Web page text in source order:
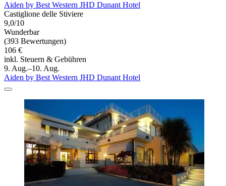
Aiden by Best Western JHD Dunant Hotel
Castiglione delle Stiviere
9,0/10
Wunderbar
(393 Bewertungen)
106 €
inkl. Steuern & Gebühren
9. Aug.–10. Aug.
Aiden by Best Western JHD Dunant Hotel